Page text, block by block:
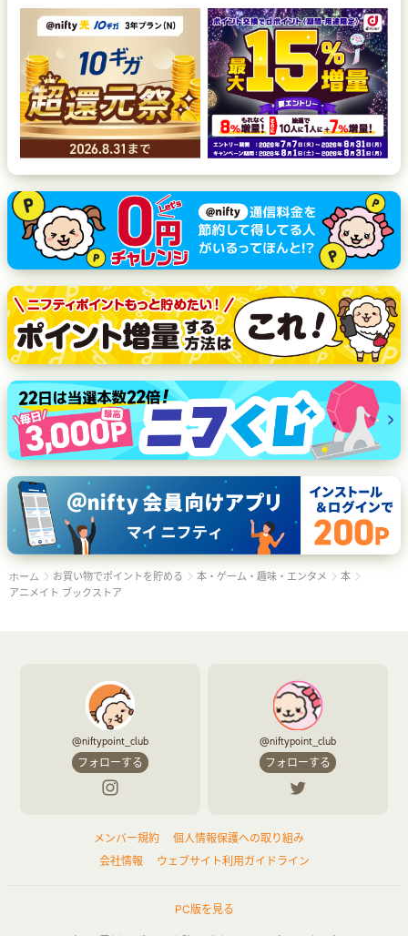
ホーム お買い物でポイントを貯める 本・ゲーム・趣味・エンタメ
本
アニメイト ブックストア
@niftypoint_club
フォローする
@niftypoint_club
フォローする
メンバー規約
個人情報保護への取り組み
会社情報
ウェブサイト利用ガイドライン
PC版を見る